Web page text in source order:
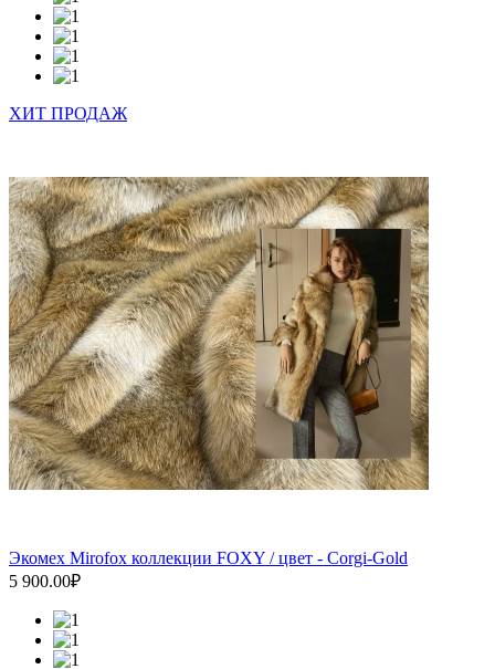
ХИТ ПРОДАЖ
Экомех Mirofox коллекции FOXY / цвет - Corgi-Gold
5 900.00₽